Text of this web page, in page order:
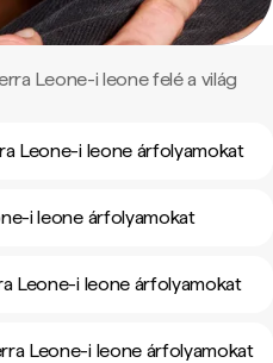
Leone-i leone felé a világ
Leone-i leone árfolyamokat
i leone árfolyamokat
Leone-i leone árfolyamokat
Leone-i leone árfolyamokat